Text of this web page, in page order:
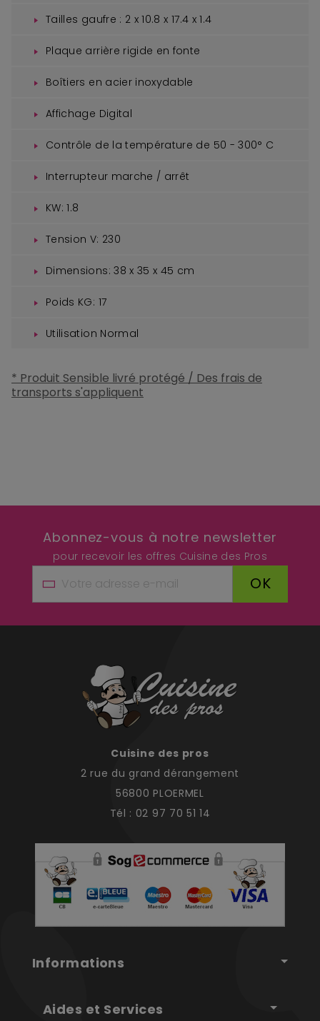
Tailles gaufre : 2 x 10.8 x 17.4 x 1.4
Plaque arrière rigide en fonte
Boîtiers en acier inoxydable
Affichage Digital
Contrôle de la température de 50 - 300° C
Interrupteur marche / arrêt
KW: 1.8
Tension V: 230
Dimensions: 38 x 35 x 45 cm
Poids KG: 17
Utilisation Normal
* Produit Sensible livré protégé / Des frais de
transports s'appliquent
Abonnez-vous à notre newsletter
pour recevoir les offres Cuisine des Pros
OK
Cuisine des pros
2 rue du grand dérangement
56800 PLOERMEL
Tél : 02 97 70 51 14
Informations
Aides et Services